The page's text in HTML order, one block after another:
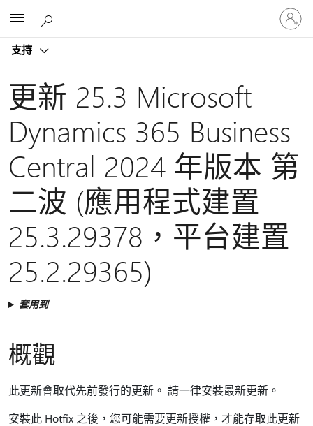
支持
登
入
您
更新 25.3 Microsoft
Dynamics 365 Business
Central 2024 年版本 第
二波 (應用程式建置
25.3.29378，平台建置
25.2.29365)
套用到
概觀
此更新會取代先前發行的更新。 請一律安裝最新更新。
安裝此 Hotfix 之後，您可能需要更新授權，才能存取此更新